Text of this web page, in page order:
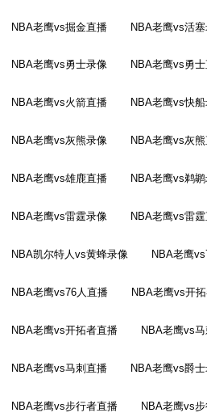
NBA老鹰vs掘金直播 NBA老鹰vs活塞
NBA老鹰vs勇士录像 NBA老鹰vs勇
NBA老鹰vs火箭直播 NBA老鹰vs快
NBA老鹰vs灰熊录像 NBA老鹰vs灰
NBA老鹰vs雄鹿直播 NBA老鹰vs鹈
NBA老鹰vs雷霆录像 NBA老鹰vs雷
NBA凯尔特人vs黄蜂录像 NBA老鹰
NBA老鹰vs76人直播 NBA老鹰vs开
NBA老鹰vs开拓者直播 NBA老鹰vs
NBA老鹰vs马刺直播 NBA老鹰vs爵
NBA老鹰vs步行者直播 NBA老鹰vs